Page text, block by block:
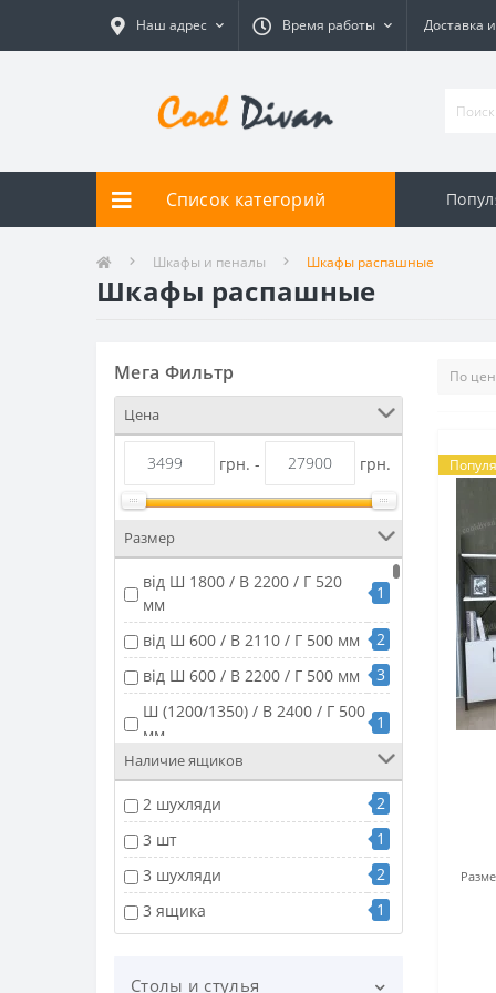
Наш адрес Время работы Доставка
Список категорий
Шкафы и пеналы Шкафы распашные
Шкафы распашные
Мега Фильтр
Цена
грн. - грн.
Размер
від Ш 1800 / В 2200 / Г 520
мм
1
від Ш 600 / В 2110 / Г 500 мм
2
від Ш 600 / В 2200 / Г 500 мм
3
Ш (1200/1350) / В 2400 / Г 500
мм
1
Ш 1000 / В 2070 / Г 500 мм
1
Ш 1000 / В 2100 / Г 520 мм
2
Ш 1002 / В 2117 / Г 554 мм
2
Ш 1002 / В 2195 / Г 500 мм
4
Ш 1162 / В 2034 / Г 495 мм
1
Ш 1200 / В 2055 / Г 500 мм
1
Наличие ящиков
2 шухляди
2
3 шт
1
3 шухляди
2
3 ящика
1
Столы и стулья